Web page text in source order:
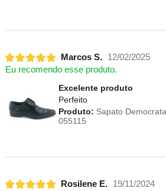
Marcos S.
12/02/2025
Eu recomendo esse produto.
Excelente produto
Perfeito
Produto: Sapato
055115
Rosilene E.
19/11/2024